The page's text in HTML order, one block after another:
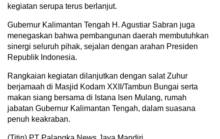
kegiatan serupa terus berlanjut.
Gubernur Kalimantan Tengah H. Agustiar Sabran juga
menegaskan bahwa pembangunan daerah membutuhkan
sinergi seluruh pihak, sejalan dengan arahan Presiden
Republik Indonesia.
Rangkaian kegiatan dilanjutkan dengan salat Zuhur
berjamaah di Masjid Kodam XXII/Tambun Bungai serta
makan siang bersama di Istana Isen Mulang, rumah
jabatan Gubernur Kalimantan Tengah, dalam suasana
penuh keakraban.